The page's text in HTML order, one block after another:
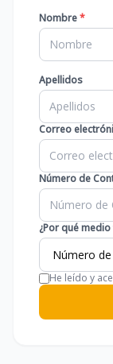
Nombre*
Apellidos
Correo
Número de
¿Por qué
He leído y